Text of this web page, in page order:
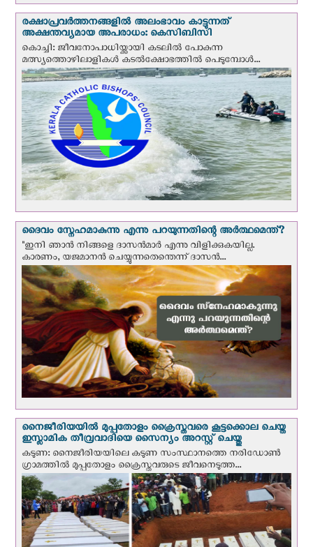
രക്ഷാപ്രവര്‍ത്തനങ്ങളില്‍ അലംഭാവം കാട്ടുന്നത്
അക്ഷന്തവ്യമായ അപരാധം: കെസിബിസി
കൊച്ചി: ജീവനോപാധിയ്ക്കായി കടലില്‍ പോകുന്ന
മത്സ്യത്തൊഴിലാളികള്‍ കടല്‍ക്ഷോഭത്തില്‍ പെടുമ്പോള്‍...
ദൈവം സ്നേഹമാകുന്നു എന്നു പറയുന്നതിന്റെ അർത്ഥമെന്ത്?
"ഇനി ഞാന്‍ നിങ്ങളെ ദാസന്‍മാര്‍ എന്നു വിളിക്കുകയില്ല.
കാരണം, യജമാനന്‍ ചെയ്യുന്നതെന്തെന്ന് ദാസന്‍...
നൈജീരിയയില്‍ മുപ്പതോളം ക്രൈസ്തവരെ കൂട്ടക്കൊല ചെയ്ത
ഇസ്ലാമിക തീവ്രവാദിയെ സൈന്യം അറസ്റ്റ് ചെയ്തു
കടുണ: നൈജീരിയയിലെ കടുണ സംസ്ഥാനത്തെ നരിഡോൺ
ഗ്രാമത്തിൽ മുപ്പതോളം ക്രൈസ്തവരുടെ ജീവനെടുത്ത...